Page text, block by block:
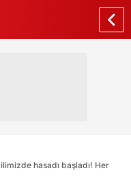
ilimizde hasadı başladı! Her